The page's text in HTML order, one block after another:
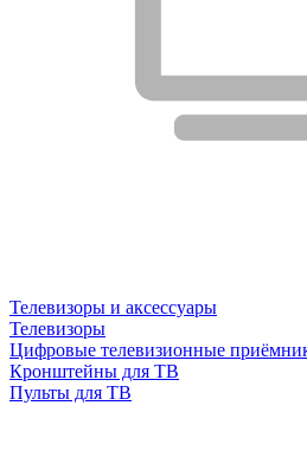
Телевизоры и аксессуары
Телевизоры
Цифровые телевизионные
Кронштейны для ТВ
Пульты для ТВ